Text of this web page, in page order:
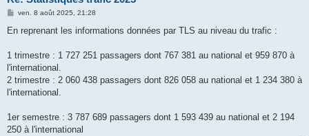
M
s
g
ven. 8 août 2025, 21:28
En reprenant les informations données par TLS au niveau du trafic :
1 trimestre : 1 727 251 passagers dont 767 381 au national et 959 870 à
l'international.
2 trimestre : 2 060 438 passagers dont 826 058 au national et 1 234 380 à
l'international.
1er semestre : 3 787 689 passagers dont 1 593 439 au national et 2 194
250 à l'international